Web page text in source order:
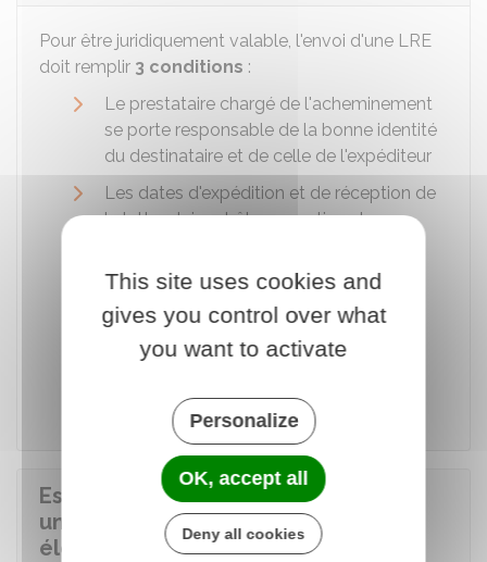
Pour être juridiquement valable, l'envoi d'une LRE
doit remplir 3 conditions :
Le prestataire chargé de l'acheminement
se porte responsable de la bonne identité
du destinataire et de celle de l'expéditeur
Les dates d'expédition et de réception de
la lettre doivent être garanties et
Si le destinataire n'est pas un
professionnel, son accord préalable est
nécessaire (en cas de refus, l'expéditeur
doit envoyer le recommandé au format
Est-ce qu'un particulier peut refuser
une lettre recommandée
électronique ?
This site uses cookies and
gives you control over what
you want to activate
Personalize
OK, accept all
Deny all cookies